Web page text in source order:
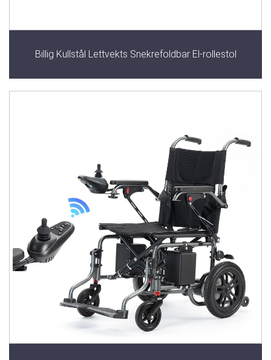
Billig Kullstål Lettvekts Snekrefoldbar El-rollestol